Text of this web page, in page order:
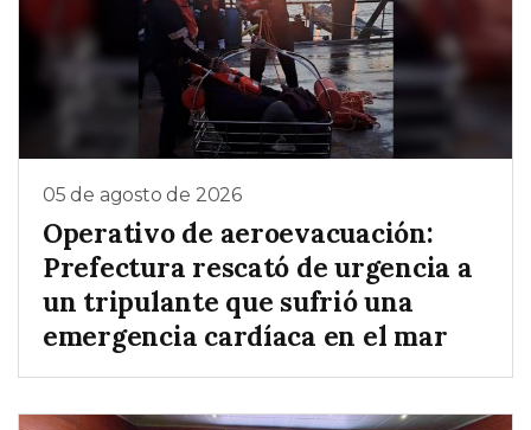
05 de agosto de 2026
Operativo de aeroevacuación:
Prefectura rescató de urgencia a
un tripulante que sufrió una
emergencia cardíaca en el mar